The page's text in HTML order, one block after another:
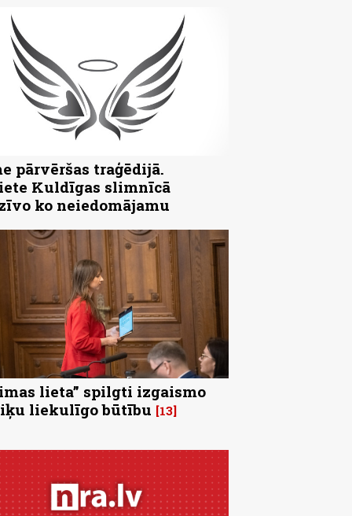
pārvēršas traģēdijā.
Kuldīgas slimnīcā
ko neiedomājamu
lieta” spilgti izgaismo
liekulīgo būtību
13